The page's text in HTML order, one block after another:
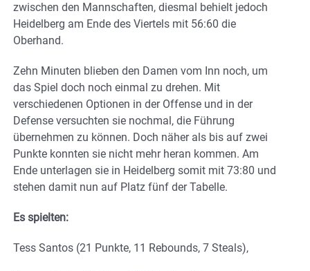
zwischen den Mannschaften, diesmal behielt jedoch
Heidelberg am Ende des Viertels mit 56:60 die
Oberhand.
Zehn Minuten blieben den Damen vom Inn noch, um
das Spiel doch noch einmal zu drehen. Mit
verschiedenen Optionen in der Offense und in der
Defense versuchten sie nochmal, die Führung
übernehmen zu können. Doch näher als bis auf zwei
Punkte konnten sie nicht mehr heran kommen. Am
Ende unterlagen sie in Heidelberg somit mit 73:80 und
stehen damit nun auf Platz fünf der Tabelle.
Es spielten:
Tess Santos (21 Punkte, 11 Rebounds, 7 Steals),